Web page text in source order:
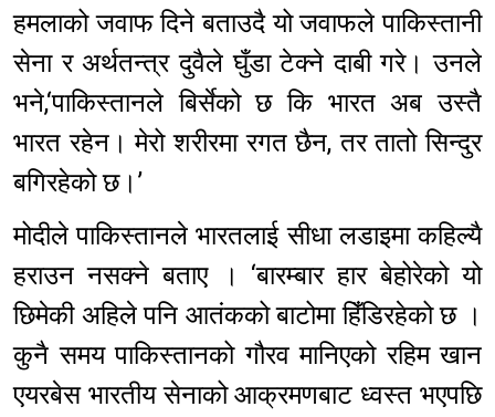
हमलाको जवाफ दिने बताउदै यो जवाफले पाकिस्तानी
सेना र अर्थतन्त्र दुवैले घुँडा टेक्ने दाबी गरे। उनले
भने,‘पाकिस्तानले बिर्सेको छ कि भारत अब उस्तै
भारत रहेन। मेरो शरीरमा रगत छैन, तर तातो सिन्दुर
बगिरहेको छ।’
मोदीले पाकिस्तानले भारतलाई सीधा लडाइमा कहिल्यै
हराउन नसक्ने बताए । ‘बारम्बार हार बेहोरेको यो
छिमेकी अहिले पनि आतंकको बाटोमा हिँडिरहेको छ ।
कुनै समय पाकिस्तानको गौरव मानिएको रहिम खान
एयरबेस भारतीय सेनाको आक्रमणबाट ध्वस्त भएपछि